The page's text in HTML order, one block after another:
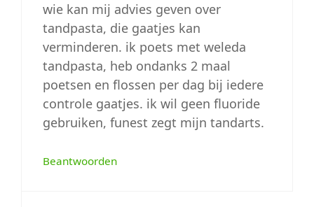
wie kan mij advies geven over
tandpasta, die gaatjes kan
verminderen. ik poets met weleda
tandpasta, heb ondanks 2 maal
poetsen en flossen per dag bij iedere
controle gaatjes. ik wil geen fluoride
gebruiken, funest zegt mijn tandarts.
Beantwoorden